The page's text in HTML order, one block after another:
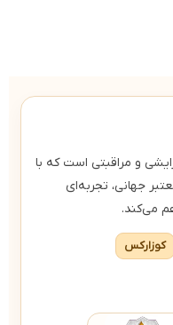
و مراقبتی است که با
جهانی، تجربه‌ای
می‌کند.
کوزارکس